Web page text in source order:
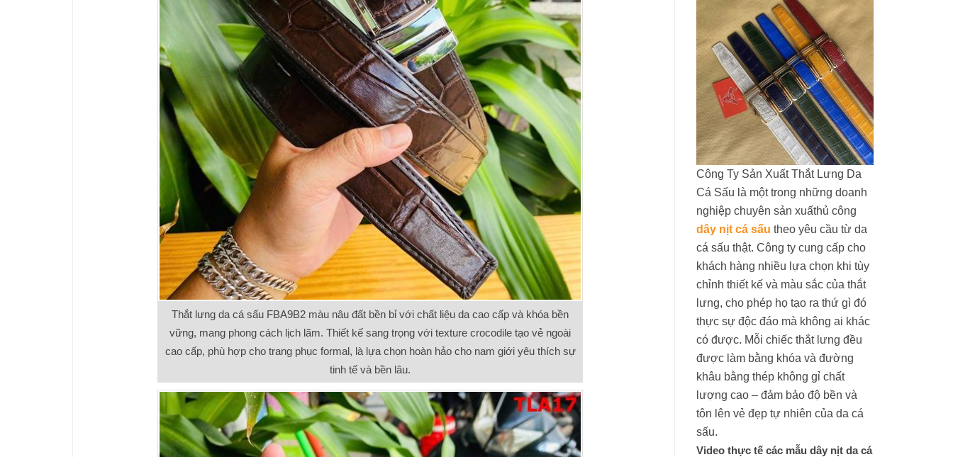
Thắt lưng da cá sấu FBA9B2 màu nâu đất bền bỉ với chất liệu da cao cấp và khóa bền
vững, mang phong cách lịch lãm. Thiết kế sang trọng với texture crocodile tạo vẻ ngoài
cao cấp, phù hợp cho trang phục formal, là lựa chọn hoàn hảo cho nam giới yêu thích sự
tinh tế và bền lâu.
Công Ty Sản Xuất Thắt Lưng Da
Cá Sấu là một trong những doanh
nghiệp chuyên sản xuấthủ công
dây nịt cá sấu theo yêu cầu từ da
cá sấu thật. Công ty cung cấp cho
khách hàng nhiều lựa chọn khi tùy
chỉnh thiết kế và màu sắc của thắt
lưng, cho phép họ tạo ra thứ gì đó
thực sự độc đáo mà không ai khác
có được. Mỗi chiếc thắt lưng đều
được làm bằng khóa và đường
khâu bằng thép không gỉ chất
lượng cao – đảm bảo độ bền và
tôn lên vẻ đẹp tự nhiên của da cá
sấu.
Video thực tế các mẫu dây nịt da cá